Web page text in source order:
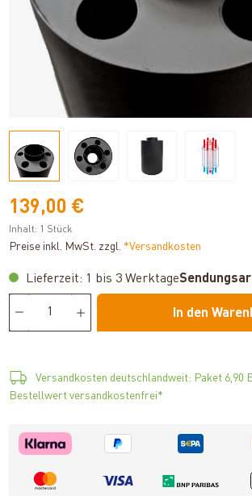
139,00 €
Inhalt: 1 Stück
Preise inkl. MwSt. zzgl. *Versandkosten
Lieferzeit: 1 bis 3 Werktage
In den
Versandkosten deutschlandweit: Paket 6,90
Bestellwert versandkostenfrei*